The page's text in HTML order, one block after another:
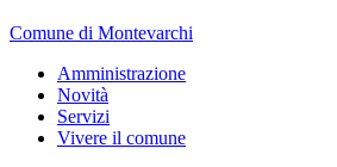
Comune di Montevarchi
Amministrazione
Novità
Servizi
Vivere il comune